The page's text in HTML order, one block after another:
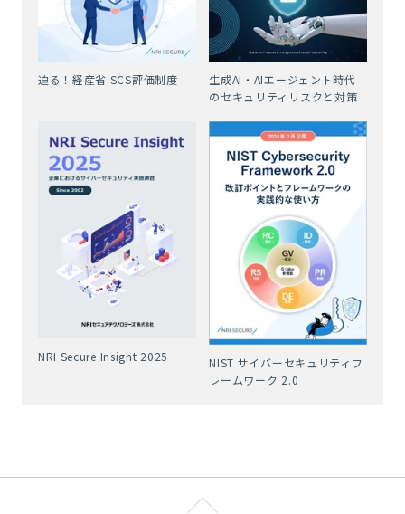
迫る！経産省 SCS評価制度
生成AI・AIエージェント時代
のセキュリティリスクと対策
NRI Secure Insight 2025
NIST サイバーセキュリティフ
レームワーク 2.0